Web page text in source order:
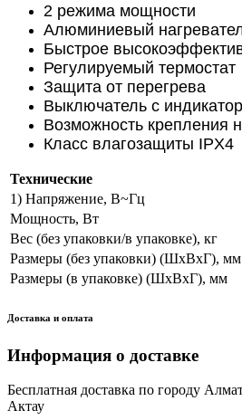
2 режима мощности
Алюминиевый
Быстрое
Регулируемый термостат
Защита от перегрева
Выключатель с
Возможность крепления
Класс влагозащиты IPX4
Технические
1) Напряжение, В~Гц
Мощность, Вт
Вес (без упаковки/в упаковке), кг
Размеры (без упаковки) (ШхВхГ), мм
Размеры (в упаковке) (ШхВхГ), мм
Доставка и оплата
Информация о доставке
Бесплатная доставка по городу
Актау